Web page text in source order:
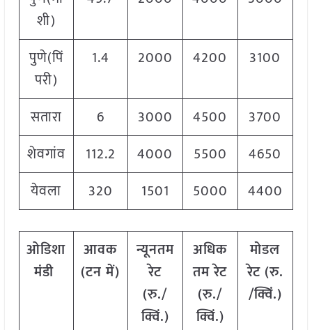
शी)
पुणे(पिं
परी)
1.4 2000 4200 3100
सतारा 6 3000 4500
3700
शेवगांव
112.2 4000 5500
4650
येवला
320 1501 5000 4400
ओडिशा
मंडी
आवक
(टन में)
न्यूनतम
रेट
(रु./
क्विं.)
अधिक
तम रेट
(रु./
क्विं.)
मोडल
रेट (रु.
/क्विं.)